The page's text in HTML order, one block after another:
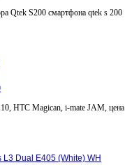
Qtek S200 смартфона qtek s 200
HTC Magican, i-mate JAM, цена
Dual E405 (White) WH